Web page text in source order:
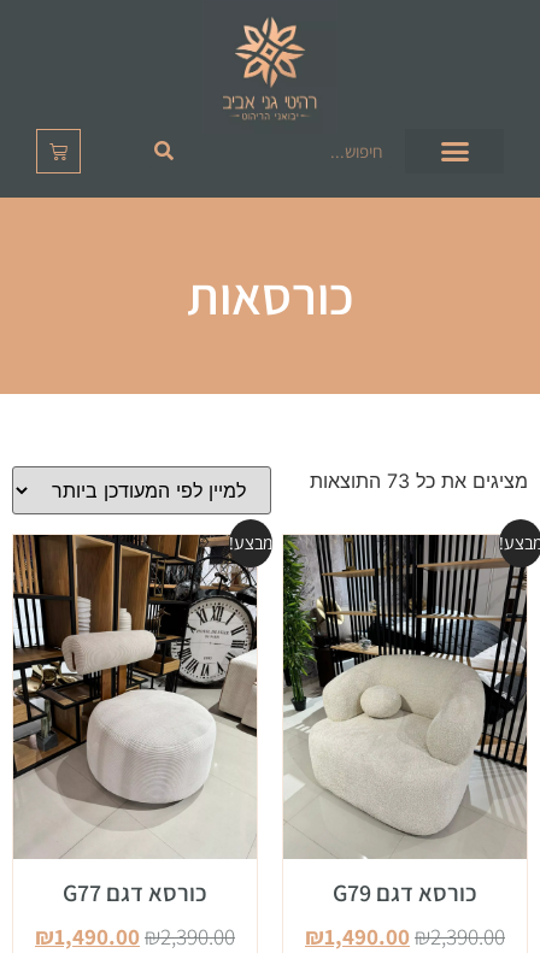
כורסאות
מציגים את כל ⁦73⁩ התוצאות
כורסא דגם G79
₪2,390.00
₪1,490.00
מבצע!
כורסא דגם G77
₪2,390.00
₪1,490.00